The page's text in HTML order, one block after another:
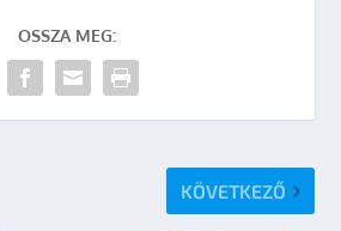
OSSZA MEG:
KÖVETKEZŐ